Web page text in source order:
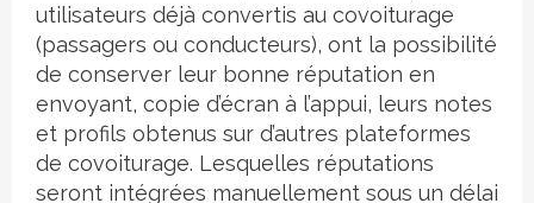
utilisateurs déjà convertis au covoiturage
(passagers ou conducteurs), ont la possibilité
de conserver leur bonne réputation en
envoyant, copie d’écran à l’appui, leurs notes
et profils obtenus sur d’autres plateformes
de covoiturage. Lesquelles réputations
seront intégrées manuellement sous un délai